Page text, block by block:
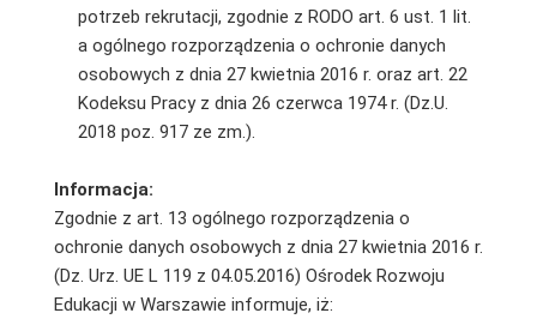
potrzeb rekrutacji, zgodnie z RODO art. 6 ust. 1 lit.
a ogólnego rozporządzenia o ochronie danych
osobowych z dnia 27 kwietnia 2016 r. oraz art. 22
Kodeksu Pracy z dnia 26 czerwca 1974 r. (Dz.U.
2018 poz. 917 ze zm.).
Informacja:
Zgodnie z art. 13 ogólnego rozporządzenia o
ochronie danych osobowych z dnia 27 kwietnia 2016 r.
(Dz. Urz. UE L 119 z 04.05.2016) Ośrodek Rozwoju
Edukacji w Warszawie informuje, iż: